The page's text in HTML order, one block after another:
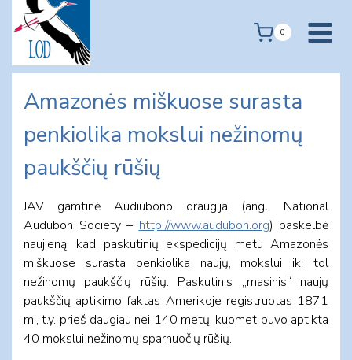
content
0
Amazonės miškuose surasta
penkiolika mokslui nežinomų
paukščių rūšių
JAV gamtinė Audiubono draugija (angl. National
Audubon Society – http://www.audubon.org) paskelbė
naujieną, kad paskutinių ekspedicijų metu Amazonės
miškuose surasta penkiolika naujų, mokslui iki tol
nežinomų paukščių rūšių. Paskutinis „masinis“ naujų
paukščių aptikimo faktas Amerikoje registruotas 1871
m., t.y. prieš daugiau nei 140 metų, kuomet buvo aptikta
40 mokslui nežinomų sparnuočių rūšių.